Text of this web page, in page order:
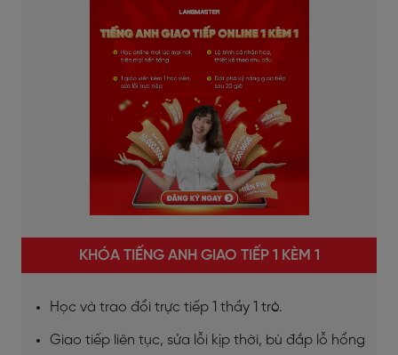
KHÓA TIẾNG ANH GIAO TIẾP 1 KÈM 1
Học và trao đổi trực tiếp 1 thầy 1 trò.
Giao tiếp liên tục, sửa lỗi kịp thời, bù đắp lỗ hổng